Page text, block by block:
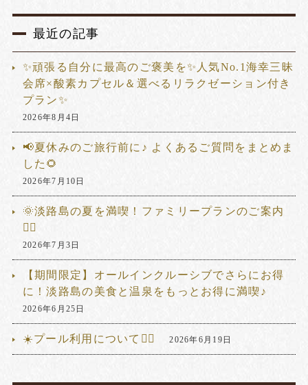
最近の記事
✨頑張る自分に最高のご褒美を✨人気No.1海幸三昧
会席×酸素カプセル＆選べるリラクゼーション付き
プラン✨
2026年8月4日
📢夏休みのご旅行前に♪ よくあるご質問をまとめま
した🌻
2026年7月10日
🌞淡路島の夏を満喫！ファミリープランのご案内
🏊‍♂️
2026年7月3日
【期間限定】オールインクルーシブでさらにお得
に！淡路島の美食と温泉をもっとお得に満喫♪
2026年6月25日
☀️プール利用について🏊‍♂️ 2026年6月19日